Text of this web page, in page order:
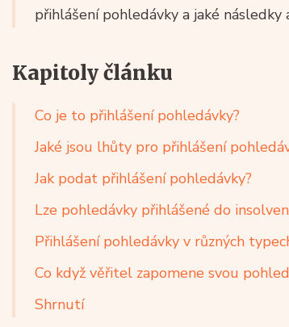
přihlášení pohledávky a jaké následky
Kapitoly článku
Co je to přihlášení pohledávky?
Jaké jsou lhůty pro přihlášení
Jak podat přihlášení pohledávky?
Lze pohledávky přihlášené do
Přihlášení pohledávky v různých
Co když věřitel zapomene svou
Shrnutí